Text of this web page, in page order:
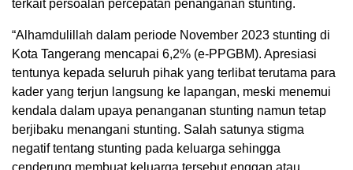
terkait persoalan percepatan penanganan stunting.
“Alhamdulillah dalam periode November 2023 stunting di
Kota Tangerang mencapai 6,2% (e-PPGBM). Apresiasi
tentunya kepada seluruh pihak yang terlibat terutama para
kader yang terjun langsung ke lapangan, meski menemui
kendala dalam upaya penanganan stunting namun tetap
berjibaku menangani stunting. Salah satunya stigma
negatif tentang stunting pada keluarga sehingga
cenderung membuat keluarga tersebut enggan atau